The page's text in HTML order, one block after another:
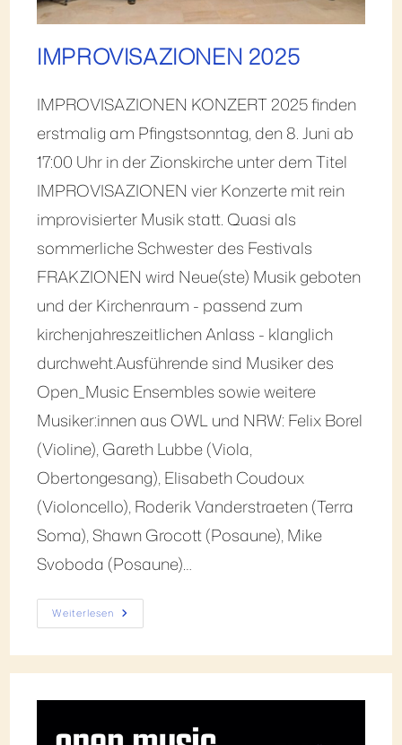
IMPROVISAZIONEN 2025
IMPROVISAZIONEN KONZERT 2025 finden
erstmalig am Pfingstsonntag, den 8. Juni ab
17:00 Uhr in der Zionskirche unter dem Titel
IMPROVISAZIONEN vier Konzerte mit rein
improvisierter Musik statt. Quasi als
sommerliche Schwester des Festivals
FRAKZIONEN wird Neue(ste) Musik geboten
und der Kirchenraum - passend zum
kirchenjahreszeitlichen Anlass - klanglich
durchweht.Ausführende sind Musiker des
Open_Music Ensembles sowie weitere
Musiker:innen aus OWL und NRW: Felix Borel
(Violine), Gareth Lubbe (Viola,
Obertongesang), Elisabeth Coudoux
(Violoncello), Roderik Vanderstraeten (Terra
Soma), Shawn Grocott (Posaune), Mike
Svoboda (Posaune)…
Weiterlesen